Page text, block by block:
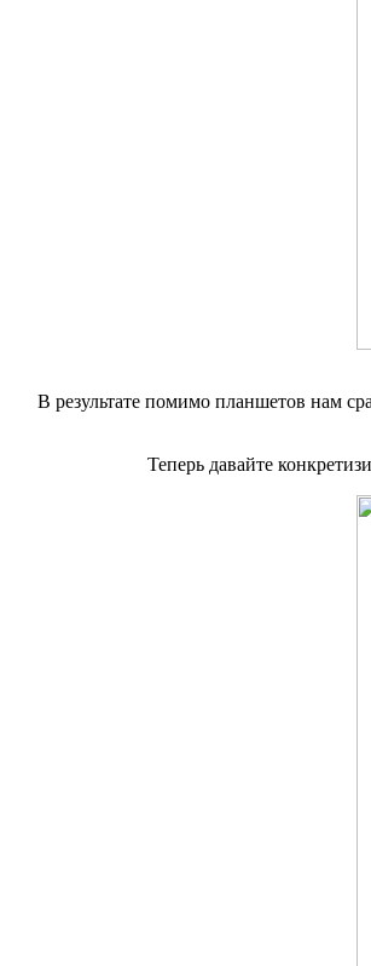
В результате помимо планшетов нам
Теперь давайте